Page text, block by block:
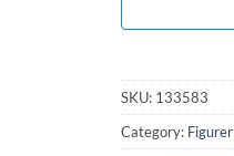
SKU: 133583
Category: Figurer